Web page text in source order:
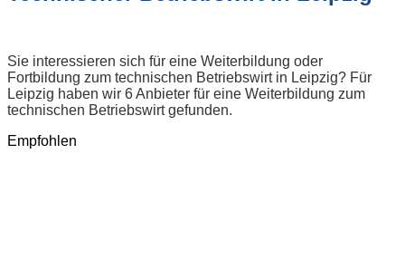
Sie interessieren sich für eine Weiterbildung oder
Fortbildung zum technischen Betriebswirt in Leipzig? Für
Leipzig haben wir 6 Anbieter für eine Weiterbildung zum
technischen Betriebswirt gefunden.
Empfohlen